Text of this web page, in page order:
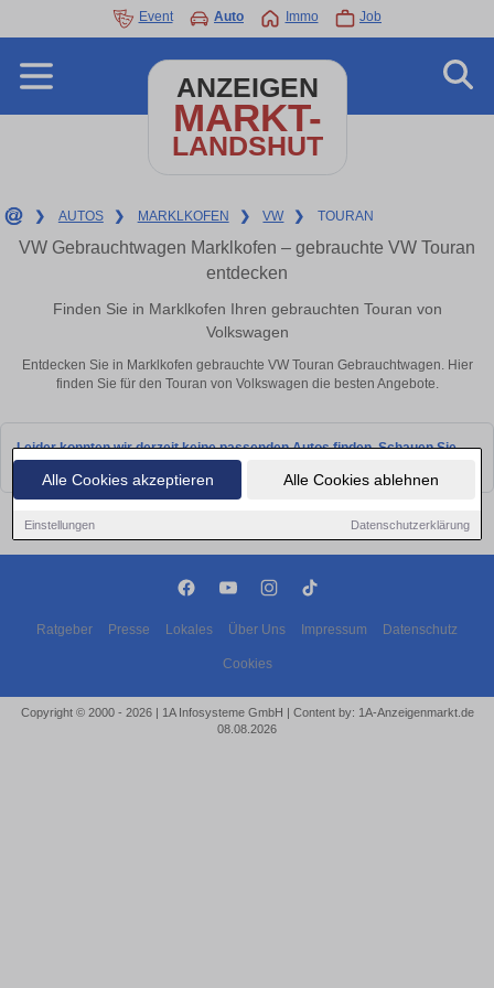
Alle Cookies akzeptieren Alle Cookies ablehnen
Einstellungen Datenschutzerklärung
Event Auto Immo Job
ANZEIGEN
MARKT-
LANDSHUT
❯ AUTOS ❯ MARKLKOFEN ❯ VW ❯ TOURAN
VW Gebrauchtwagen Marklkofen – gebrauchte VW Touran
entdecken
Finden Sie in Marklkofen Ihren gebrauchten Touran von
Volkswagen
Entdecken Sie in Marklkofen gebrauchte VW Touran Gebrauchtwagen. Hier
finden Sie für den Touran von Volkswagen die besten Angebote.
Leider konnten wir derzeit keine passenden Autos finden. Schauen Sie
Ratgeber Presse Lokales Über Uns Impressum Datenschutz
Cookies
Copyright © 2000 - 2026 | 1A Infosysteme GmbH | Content by: 1A-Anzeigenmarkt.de
08.08.2026